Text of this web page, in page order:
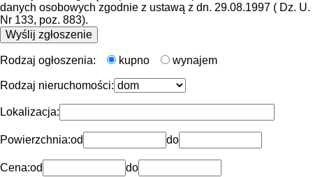
danych osobowych zgodnie z ustawą z dn. 29.08.1997 ( Dz. U.
Nr 133, poz. 883).
Rodzaj ogłoszenia: kupno wynajem
Rodzaj nieruchomości:
Lokalizacja:
Powierzchnia:od do
Cena:od do